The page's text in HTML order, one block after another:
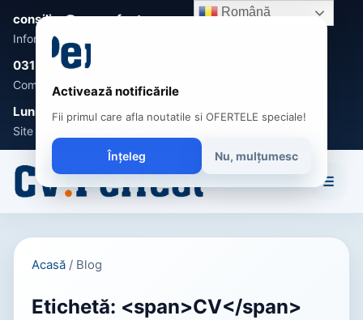
consilier@cv-perfect.ro
Informații și suport clienți
031-005 0470
Comenzi, întrebări și recomandări
Luni - Vineri 9:00 - 17:00
Site disponibil non-stop
☰
Acasă / Blog
Etichetă: <span>CV</span>
Română
Activează notificările
Fii primul care afla noutatile si OFERTELE speciale!
Înțeleg Nu, mulțumesc